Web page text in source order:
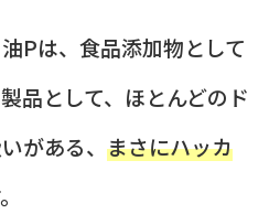
Pは、食品添加物として
品として、ほとんどのド
がある、 まさにハッカ